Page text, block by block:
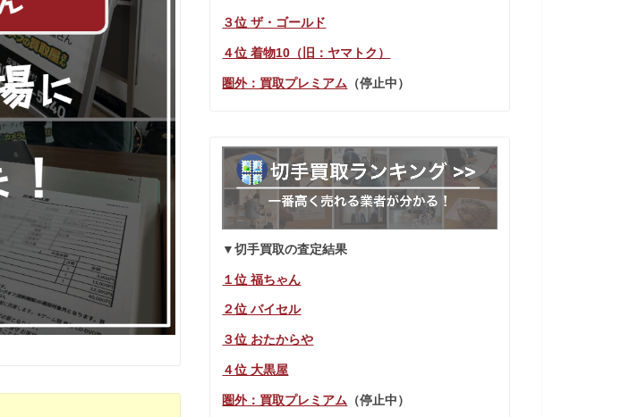
３位 ザ・ゴールド
４位 着物10（旧：ヤマトク）
圏外：買取プレミアム （停止中）
▼切手買取の査定結果
１位 福ちゃん
２位 バイセル
３位 おたからや
４位 大黒屋
圏外：買取プレミアム （停止中）